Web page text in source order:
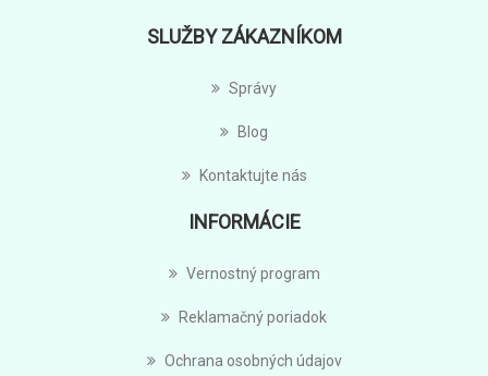
SLUŽBY ZÁKAZNÍKOM
Správy
Blog
Kontaktujte nás
INFORMÁCIE
Vernostný program
Reklamačný poriadok
Ochrana osobných údajov